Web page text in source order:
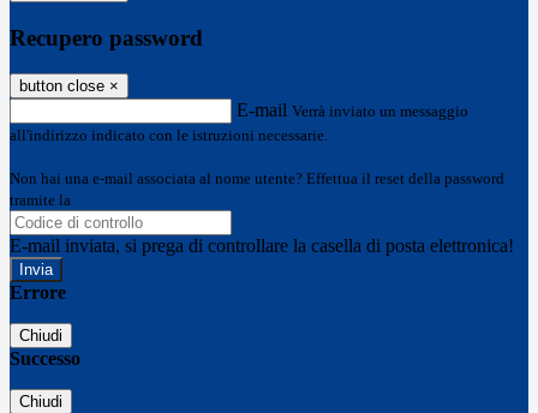
Recupero password
button close ×
E-mail Verrà inviato un messaggio
all'indirizzo indicato con le istruzioni necessarie.
Non hai una e-mail associata al nome utente? Effettua il reset della password
tramite la
E-mail inviata, si prega di controllare la casella di posta elettronica!
Errore
Chiudi
Successo
Chiudi